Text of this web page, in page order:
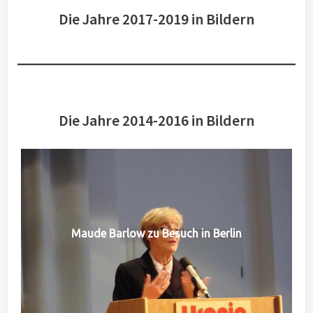
Die Jahre 2017-2019 in Bildern
Die Jahre 2014-2016 in Bildern
Maude Barlow zu Besuch in Berlin